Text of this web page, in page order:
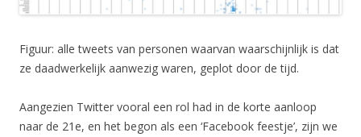
Figuur: alle tweets van personen waarvan waarschijnlijk is dat
ze daadwerkelijk aanwezig waren, geplot door de tijd.
Aangezien Twitter vooral een rol had in de korte aanloop
naar de 21e, en het begon als een ‘Facebook feestje’, zijn we